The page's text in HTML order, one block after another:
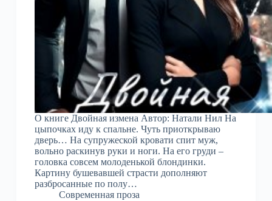
О книге Двойная измена Автор: Натали Нил На
цыпочках иду к спальне. Чуть приоткрываю
дверь… На супружеской кровати спит муж,
вольно раскинув руки и ноги. На его груди –
головка совсем молоденькой блондинки.
Картину бушевавшей страсти дополняют
разбросанные по полу…
Современная проза